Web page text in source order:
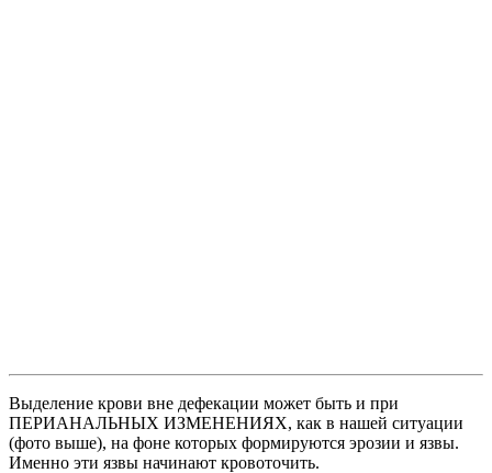
Выделение крови вне дефекации может быть и при
ПЕРИАНАЛЬНЫХ ИЗМЕНЕНИЯХ, как в нашей ситуации
(фото выше), на фоне которых формируются эрозии и язвы.
Именно эти язвы начинают кровоточить.